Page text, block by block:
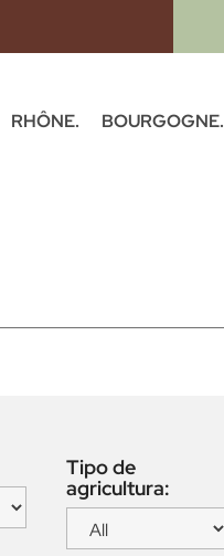
RHÔNE. BOURGOGNE.
Tipo de
agricultura: